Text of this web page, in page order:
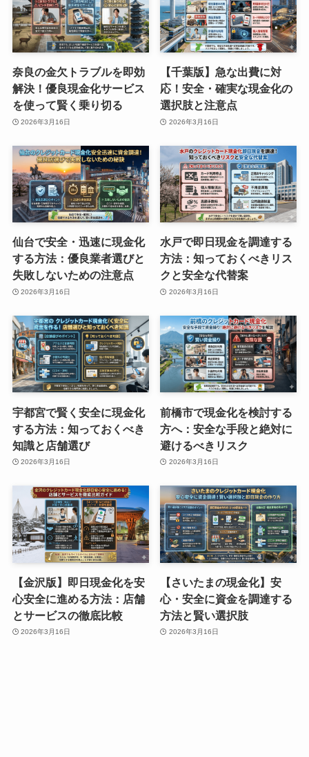
奈良の金欠トラブルを即効
解決！優良現金化サービス
を使って賢く乗り切る
2026年3月16日
【千葉版】急な出費に対
応！安全・確実な現金化の
選択肢と注意点
2026年3月16日
仙台で安全・迅速に現金化
する方法：優良業者選びと
失敗しないための注意点
2026年3月16日
水戸で即日現金を調達する
方法：知っておくべきリス
クと安全な代替案
2026年3月16日
宇都宮で賢く安全に現金化
する方法：知っておくべき
知識と店舗選び
2026年3月16日
前橋市で現金化を検討する
方へ：安全な手段と絶対に
避けるべきリスク
2026年3月16日
【金沢版】即日現金化を安
心安全に進める方法：店舗
とサービスの徹底比較
2026年3月16日
【さいたまの現金化】安
心・安全に資金を調達する
方法と賢い選択肢
2026年3月16日